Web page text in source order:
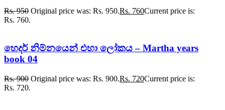
Rs.950 Original price was: Rs. 950.Rs. 760Current price is:
Rs. 760.
හෙදර් නිම්නයෙන් එහා ලෝකය – Martha years
book 04
Rs.900 Original price was: Rs. 900.Rs. 720Current price is:
Rs. 720.